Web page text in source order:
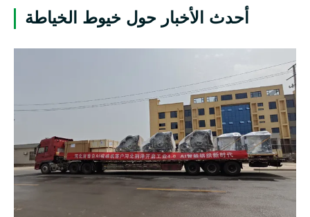
أحدث الأخبار حول خيوط الخياطة